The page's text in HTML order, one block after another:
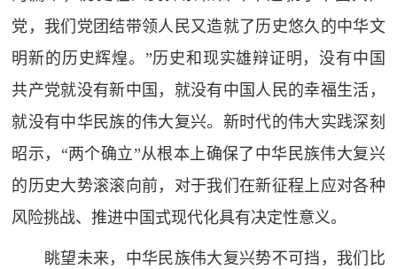
党，我们党团结带领人民又造就了历史悠久的中华文
明新的历史辉煌。”历史和现实雄辩证明，没有中国
共产党就没有新中国，就没有中国人民的幸福生活，
就没有中华民族的伟大复兴。新时代的伟大实践深刻
昭示，“两个确立”从根本上确保了中华民族伟大复兴
的历史大势滚滚向前，对于我们在新征程上应对各种
风险挑战、推进中国式现代化具有决定性意义。
眺望未来，中华民族伟大复兴势不可挡，我们比